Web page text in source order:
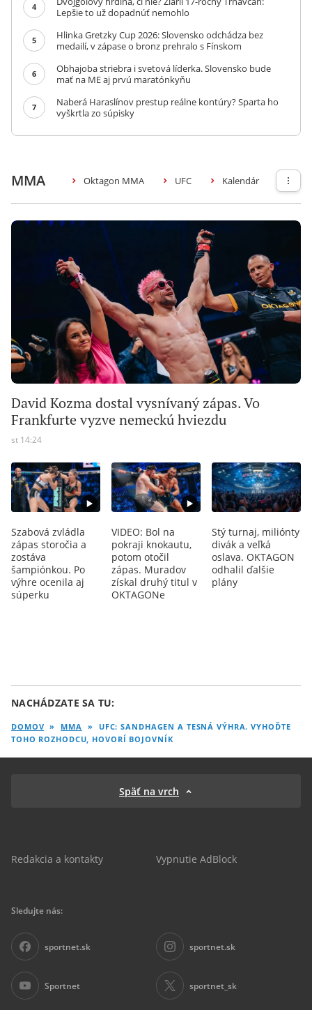
4
Lepšie to už dopadnúť nemohlo
5
Hlinka Gretzky Cup 2026: Slovensko odchádza bez
medailí, v zápase o bronz prehralo s Fínskom
6
Obhajoba striebra i svetová líderka. Slovensko bude
mať na ME aj prvú maratónkyňu
7
Naberá Haraslínov prestup reálne kontúry? Sparta ho
vyškrtla zo súpisky
MMA Oktagon MMA UFC Kalendár
David Kozma dostal vysnívaný zápas. Vo
Frankfurte vyzve nemeckú hviezdu
st 14:24
Szabová zvládla
zápas storočia a
zostáva
šampiónkou. Po
výhre ocenila aj
súperku
VIDEO: Bol na
pokraji knokautu,
potom otočil
zápas. Muradov
získal druhý titul v
OKTAGONe
Stý turnaj, miliónty
divák a veľká
oslava. OKTAGON
odhalil ďalšie
plány
NACHÁDZATE SA TU:
DOMOV » MMA »
UFC: SANDHAGEN A TESNÁ VÝHRA. VYHOĎTE
TOHO ROZHODCU, HOVORÍ BOJOVNÍK
Späť na vrch
Redakcia a kontakty Vypnutie AdBlock
Sledujte nás:
sportnet.sk sportnet.sk
Sportnet sportnet_sk